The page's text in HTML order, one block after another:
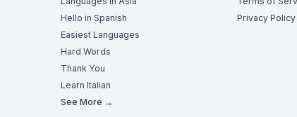
Hello in Spanish
Easiest Languages
Hard Words
Thank You
Learn Italian
See More →
Privacy Policy